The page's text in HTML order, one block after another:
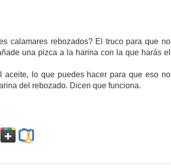
calamares rebozados? El truco para que no
una pizca a la harina con la que harás el
aceite, lo que puedes hacer para que eso no
del rebozado. Dicen que funciona.